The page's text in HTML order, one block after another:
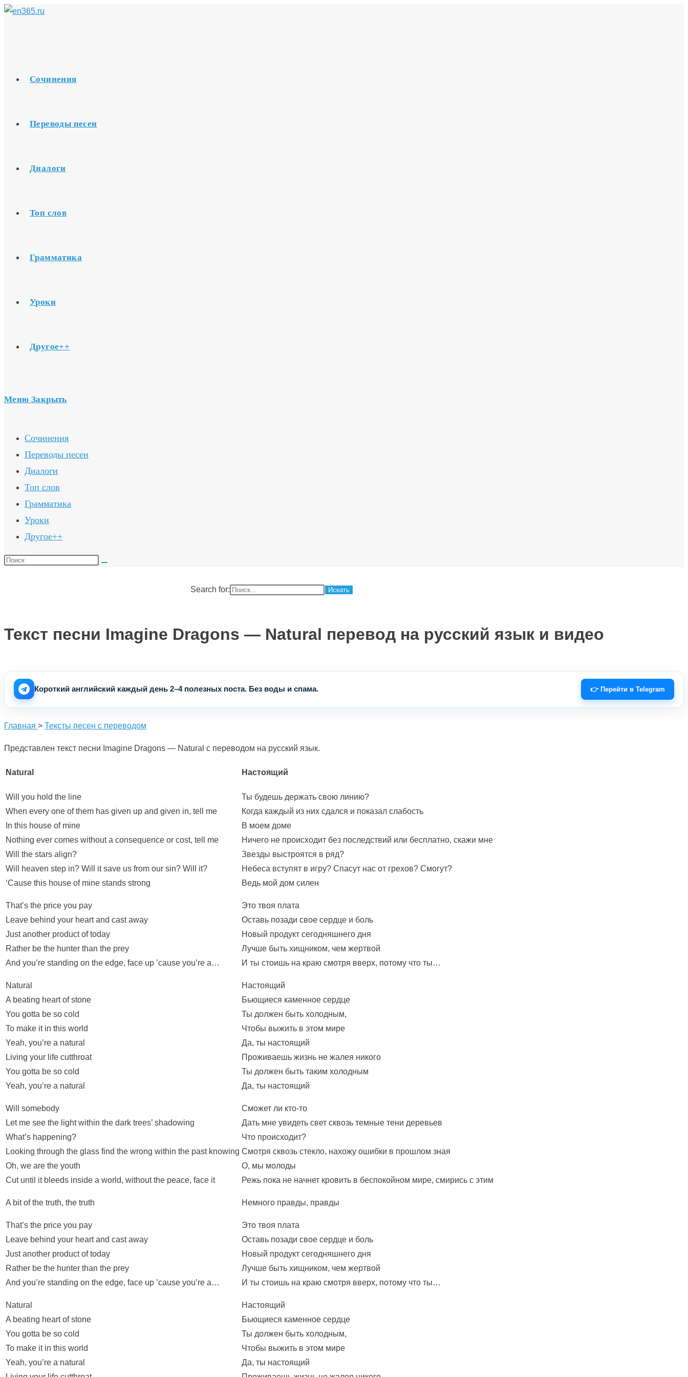
Перейти
Сочинения
Переводы песен
Диалоги
Топ слов
Грамматика
Уроки
Другое++
Меню Закрыть
Сочинения
Переводы песен
Диалоги
Топ слов
Грамматика
Уроки
Другое++
Поиск
Search for:
Текст песни Imagine Dragons — Natural перевод на русский язык и видео
Короткий английский каждый день 2–4 полезных поста. Без воды и спама. 👉 Перейти в Telegram
Главная > Тексты песен с переводом
Представлен текст песни Imagine Dragons — Natural с переводом на русский язык.
Natural Настоящий
Will you hold the line
When every one of them has given up and given in, tell me
In this house of mine
Nothing ever comes without a consequence or cost, tell me
Will the stars align?
Will heaven step in? Will it save us from our sin? Will it?
‘Cause this house of mine stands strong
That’s the price you pay
Leave behind your heart and cast away
Just another product of today
Rather be the hunter than the prey
And you’re standing on the edge, face up ’cause you’re a…
Natural
A beating heart of stone
You gotta be so cold
To make it in this world
Yeah, you’re a natural
Living your life cutthroat
You gotta be so cold
Yeah, you’re a natural
Will somebody
Let me see the light within the dark trees’ shadowing
What’s happening?
Looking through the glass find the wrong within the past knowing
Oh, we are the youth
Cut until it bleeds inside a world, without the peace, face it
A bit of the truth, the truth
That’s the price you pay
Leave behind your heart and cast away
Just another product of today
Rather be the hunter than the prey
And you’re standing on the edge, face up ’cause you’re a…
Natural
A beating heart of stone
You gotta be so cold
To make it in this world
Yeah, you’re a natural
Ты будешь держать свою линию?
Когда каждый из них сдался и показал слабость
В моем доме
Ничего не происходит без последствий или бесплатно, скажи мне
Звезды выстроятся в ряд?
Небеса вступят в игру? Спасут нас от грехов? Смогут?
Ведь мой дом силен
Это твоя плата
Оставь позади свое сердце и боль
Новый продукт сегодняшнего дня
Лучше быть хищником, чем жертвой
И ты стоишь на краю смотря вверх, потому что ты…
Настоящий
Бьющиеся каменное сердце
Ты должен быть холодным,
Чтобы выжить в этом мире
Да, ты настоящий
Проживаешь жизнь не жалея никого
Ты должен быть таким холодным
Да, ты настоящий
Сможет ли кто-то
Дать мне увидеть свет сквозь темные тени деревьев
Что происходит?
Смотря сквозь стекло, нахожу ошибки в прошлом зная
О, мы молоды
Режь пока не начнет кровить в беспокойном мире, смирись с этим
Немного правды, правды
Это твоя плата
Оставь позади свое сердце и боль
Новый продукт сегодняшнего дня
Лучше быть хищником, чем жертвой
И ты стоишь на краю смотря вверх, потому что ты…
Настоящий
Бьющиеся каменное сердце
Ты должен быть холодным,
Чтобы выжить в этом мире
Да, ты настоящий